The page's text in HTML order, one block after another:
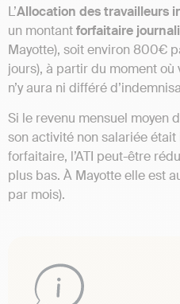
L’Allocation des travailleurs
un montantforfaitaire
Mayotte), soit environ 800€
jours), à partir du moment
n’y aura ni différé
Si le revenu mensuel moyen
son activité non salariée
forfaitaire, l’ATI peut-être
plus bas. À Mayotte elle est
par mois).